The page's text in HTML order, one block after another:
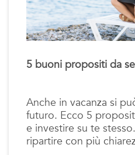
5 buoni propositi da
Anche in vacanza si
futuro. Ecco 5
e investire su te
ripartire con più